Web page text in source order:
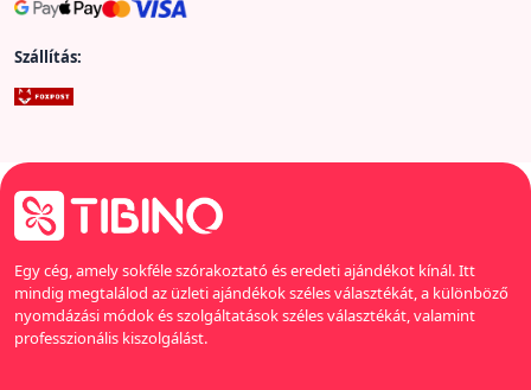
Szállítás:
Egy cég, amely sokféle szórakoztató és eredeti ajándékot kínál. Itt
mindig megtalálod az üzleti ajándékok széles választékát, a különböző
nyomdázási módok és szolgáltatások széles választékát, valamint
professzionális kiszolgálást.